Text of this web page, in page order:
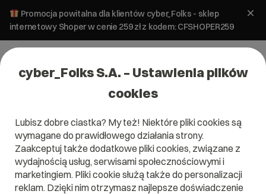
Promocja powitalna dla klientów cyber_Folks - sklep
internetowy Shoper w cenie 259 zł z kodem: CFSHOPER259
cyber_Folks S.A. – Ustawienia plików
cookies
Lubisz dobre ciastka? My też! Niektóre pliki cookies są
wymagane do prawidłowego działania strony.
Zaakceptuj także dodatkowe pliki cookies, związane z
wydajnością usług, serwisami społecznościowymi i
marketingiem. Pliki cookie służą także do personalizacji
reklam. Dzięki nim otrzymasz najlepsze doświadczenie